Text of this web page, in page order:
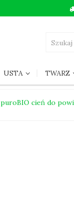
USTA TWARZ
puroBIO cień do